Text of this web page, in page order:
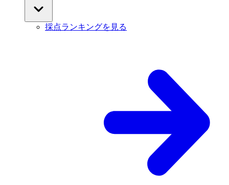
採点ランキングを見る